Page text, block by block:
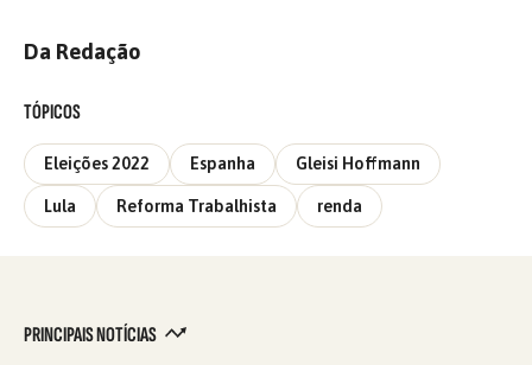
Da Redação
TÓPICOS
Eleições 2022 Espanha Gleisi Hoffmann
Lula Reforma Trabalhista renda
PRINCIPAIS NOTÍCIAS